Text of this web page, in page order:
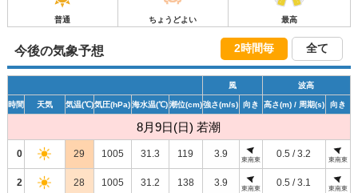
普通 ちょうどよい 最高
今後の気象予想 2時間毎 全て
風 波高
時間 天気 気温(℃)気圧(hPa) 海水温(℃)潮位(cm)強さ(m/s) 向き 高さ(m)/ 周期(s) 向き
8月9日(日) 若潮
0 29 1005 31.3 119 3.9
東南東
0.5 / 3.2
東南東
2 28 1005 31.2 138 3.9
東南東
0.5 / 3.1
東南東